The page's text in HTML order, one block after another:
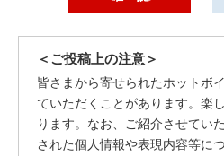
＜ご投稿上の注意＞
皆さまから寄せられたホットボ
ていただくことがあります。楽
ります。なお、ご紹介させてい
された個人情報や表現内容等に